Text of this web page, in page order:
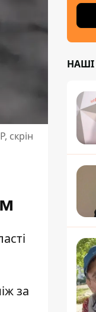
скрін
за